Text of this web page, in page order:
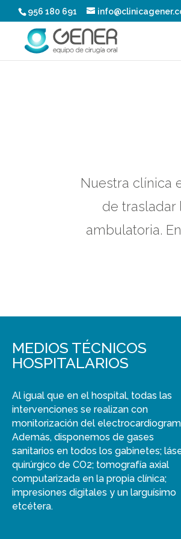
956 180 691
Nuestra clínica
de trasladar
ambulatoria.
MEDIOS TÉCNICOS
HOSPITALARIOS
Al igual que en el hospital, todas las
intervenciones se realizan con
monitorización del
Además, disponemos de gases
sanitarios en todos los gabinetes;
quirúrgico de CO2; tomografía axial
computarizada en la propia clínica;
impresiones digitales y un larguísimo
etcétera.